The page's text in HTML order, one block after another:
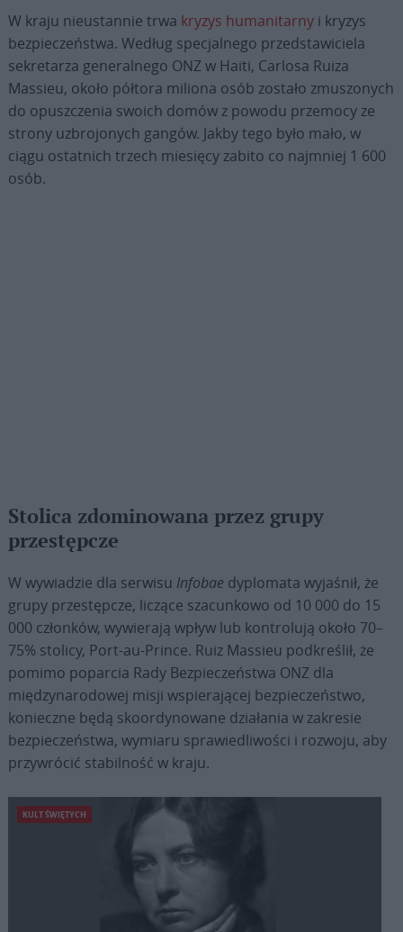
W kraju nieustannie trwa kryzys humanitarnyi kryzys
bezpieczeństwa. Według specjalnego przedstawiciela
sekretarza generalnego ONZ w Haiti, Carlosa Ruiza
Massieu, około półtora miliona osób zostało zmuszonych
do opuszczenia swoich domów z powodu przemocy ze
strony uzbrojonych gangów. Jakby tego było mało, w
ciągu ostatnich trzech miesięcy zabito co najmniej 1 600
osób.
Stolica zdominowana przez grupy
przestępcze
W wywiadzie dla serwisu Infobae dyplomata wyjaśnił, że
grupy przestępcze, liczące szacunkowo od 10 000 do 15
000 członków, wywierają wpływ lub kontrolują około 70–
75% stolicy, Port-au-Prince. Ruiz Massieu podkreślił, że
pomimo poparcia Rady Bezpieczeństwa ONZ dla
międzynarodowej misji wspierającej bezpieczeństwo,
konieczne będą skoordynowane działania w zakresie
bezpieczeństwa, wymiaru sprawiedliwości i rozwoju, aby
przywrócić stabilność w kraju.
KULT ŚWIĘTYCH